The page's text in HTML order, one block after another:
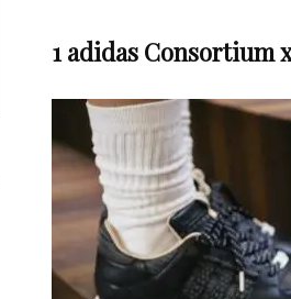
1 adidas Consortium